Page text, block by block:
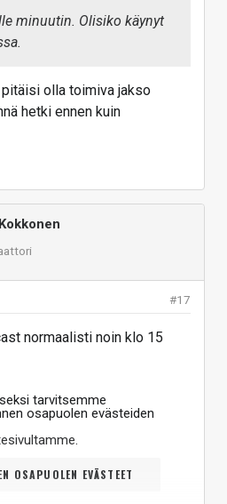
minuutin. Olisiko käynyt
olla toimiva jakso
hetki ennen kuin
#17
normaalisti noin klo 15
tarvitsemme
osapuolen evästeiden
OSAPUOLEN EVÄSTEET